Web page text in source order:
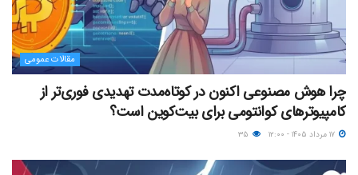
مقالات عمومی
چرا هوش مصنوعی اکنون در کوتاه‌مدت تهدیدی فوری‌تر از
کامپیوترهای کوانتومی برای بیت‌کوین است؟